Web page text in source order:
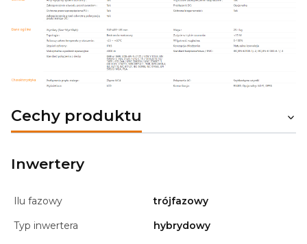
Cechy produktu
Inwertery
Ilu fazowy
trójfazowy
Typ inwertera
hybrydowy